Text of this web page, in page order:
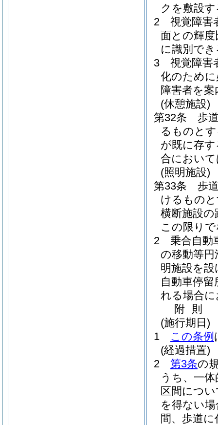
クを敷設
2
視覚障害
面との輝
に識別で
3
視覚障害
化のため
障害者を
(休憩施設)
第32条
歩
るものと
が既に存
合におい
(照明施設)
第33条
歩
けるもの
横断施設
この限り
2
乗合自動
の移動等
明施設を
自動車停
れる場合
附 則
(施行期日)
1
この条例
(経過措置)
2
第3条の
うち、一
区間につ
を得ない
間、歩道